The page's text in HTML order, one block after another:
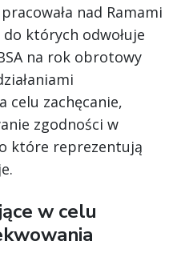
nad Ramami
których odwołuje
na rok obrotowy
celu zachęcanie,
zgodności w
które reprezentują
w celu